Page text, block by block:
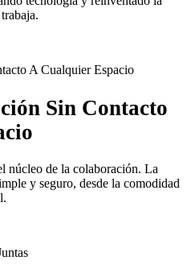
Sin Contacto
núcleo de la colaboración. La
y seguro, desde la comodidad